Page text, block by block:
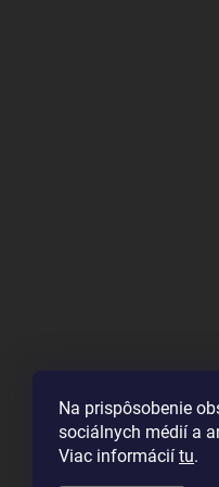
Na prispôsobenie
sociálnych médií a
Viac informácií tu.